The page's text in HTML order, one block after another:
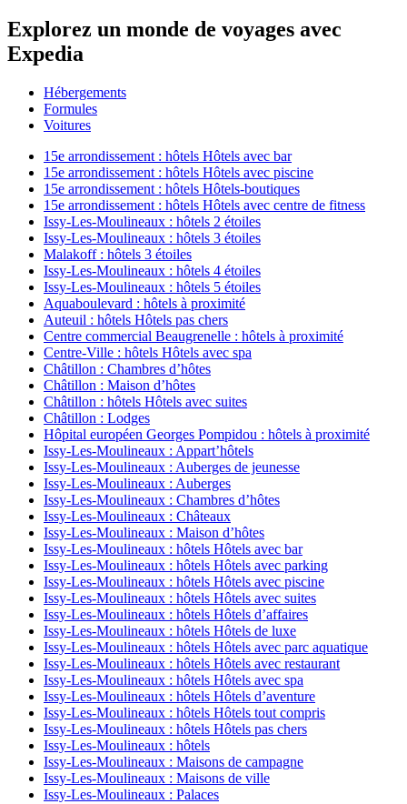
Explorez un monde de voyages avec
Expedia
Hébergements
Formules
Voitures
15e arrondissement : hôtels Hôtels avec bar
15e arrondissement : hôtels Hôtels avec piscine
15e arrondissement : hôtels Hôtels-boutiques
15e arrondissement : hôtels Hôtels avec centre de fitness
Issy-Les-Moulineaux : hôtels 2 étoiles
Issy-Les-Moulineaux : hôtels 3 étoiles
Malakoff : hôtels 3 étoiles
Issy-Les-Moulineaux : hôtels 4 étoiles
Issy-Les-Moulineaux : hôtels 5 étoiles
Aquaboulevard : hôtels à proximité
Auteuil : hôtels Hôtels pas chers
Centre commercial Beaugrenelle : hôtels à proximité
Centre-Ville : hôtels Hôtels avec spa
Châtillon : Chambres d’hôtes
Châtillon : Maison d’hôtes
Châtillon : hôtels Hôtels avec suites
Châtillon : Lodges
Hôpital européen Georges Pompidou : hôtels à proximité
Issy-Les-Moulineaux : Appart’hôtels
Issy-Les-Moulineaux : Auberges de jeunesse
Issy-Les-Moulineaux : Auberges
Issy-Les-Moulineaux : Chambres d’hôtes
Issy-Les-Moulineaux : Châteaux
Issy-Les-Moulineaux : Maison d’hôtes
Issy-Les-Moulineaux : hôtels Hôtels avec bar
Issy-Les-Moulineaux : hôtels Hôtels avec parking
Issy-Les-Moulineaux : hôtels Hôtels avec piscine
Issy-Les-Moulineaux : hôtels Hôtels avec suites
Issy-Les-Moulineaux : hôtels Hôtels d’affaires
Issy-Les-Moulineaux : hôtels Hôtels de luxe
Issy-Les-Moulineaux : hôtels Hôtels avec parc aquatique
Issy-Les-Moulineaux : hôtels Hôtels avec restaurant
Issy-Les-Moulineaux : hôtels Hôtels avec spa
Issy-Les-Moulineaux : hôtels Hôtels d’aventure
Issy-Les-Moulineaux : hôtels Hôtels tout compris
Issy-Les-Moulineaux : hôtels Hôtels pas chers
Issy-Les-Moulineaux : hôtels
Issy-Les-Moulineaux : Maisons de campagne
Issy-Les-Moulineaux : Maisons de ville
Issy-Les-Moulineaux : Palaces